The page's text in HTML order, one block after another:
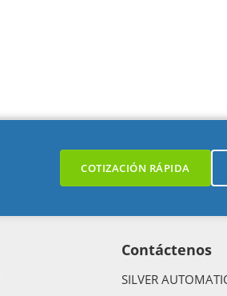
COTIZACIÓN RÁPIDA
Contáctenos
SILVER